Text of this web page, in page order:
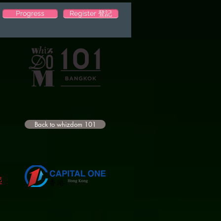
Progress Register 登記
Back to whizdom 101